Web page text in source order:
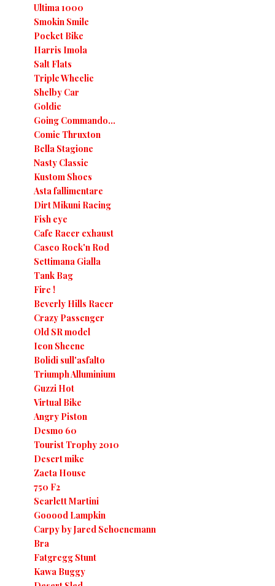
Ultima 1000
Smokin Smile
Pocket Bike
Harris Imola
Salt Flats
Triple Wheelie
Shelby Car
Goldie
Going Commando...
Comic Thruxton
Bella Stagione
Nasty Classic
Kustom Shoes
Asta fallimentare
Dirt Mikuni Racing
Fish eye
Cafe Racer exhaust
Casco Rock'n Rod
Settimana Gialla
Tank Bag
Fire !
Beverly Hills Racer
Crazy Passenger
Old SR model
Icon Sheene
Bolidi sull'asfalto
Triumph Alluminium
Guzzi Hot
Virtual Bike
Angry Piston
Desmo 60
Tourist Trophy 2010
Desert mike
Zaeta House
750 F2
Scarlett Martini
Gooood Lampkin
Carpy by Jared Schoenemann
Bra
Fatgregg Stunt
Kawa Buggy